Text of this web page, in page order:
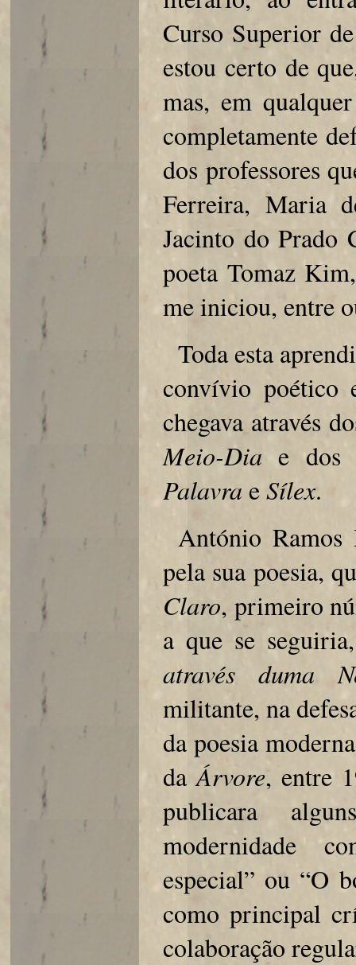
Curso Superior
estou certo de
mas, em
completamente
dos professores
Ferreira, Maria
Jacinto do Prado
poeta Tomaz
me iniciou, entre
Toda esta
convívio poético
chegava através
Meio-Dia e dos
Palavra eSílex.
António Ramos
pela sua poesia,
Claro, primeiro
a que se
através duma
militante, na
da poesia
daÁrvore, entre
publicara
modernidade
especial” ou “O
como principal
colaboração